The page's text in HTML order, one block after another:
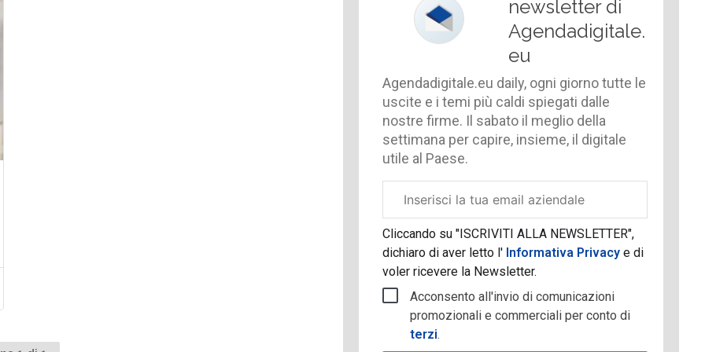
newsletter di
Agendadigitale.
eu
Agendadigitale.eu daily, ogni giorno tutte le
uscite e i temi più caldi spiegati dalle
nostre firme. Il sabato il meglio della
settimana per capire, insieme, il digitale
utile al Paese.
aziendale
Cliccando su "ISCRIVITI ALLA NEWSLETTER",
dichiaro di aver letto l' Informativa Privacye di
voler ricevere la Newsletter.
Acconsento all'invio di comunicazioni
promozionali e commerciali per conto di
terzi.